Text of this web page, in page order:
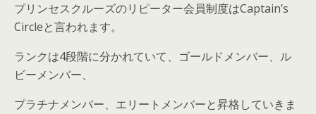
プリンセスクルーズのリピーター会員制度はCaptain’s
Circleと言われます。
ランクは4段階に分かれていて、ゴールドメンバー、ル
ビーメンバー、
プラチナメンバー、エリートメンバーと昇格していきま